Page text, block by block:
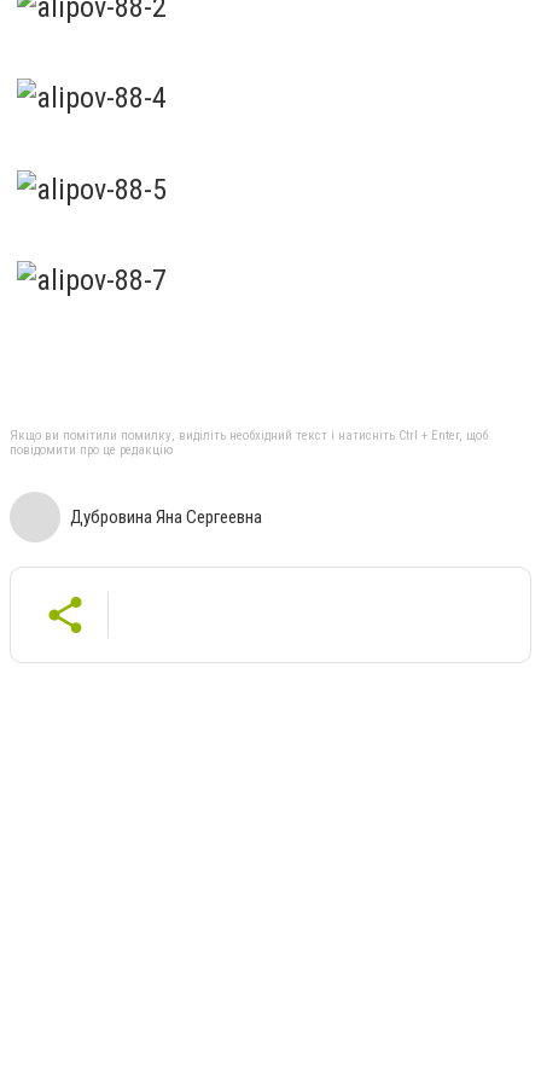
Якщо ви помітили помилку, виділіть необхідний текст і натисніть Ctrl + Enter, щоб
повідомити про це редакцію
Дубровина Яна Сергеевна